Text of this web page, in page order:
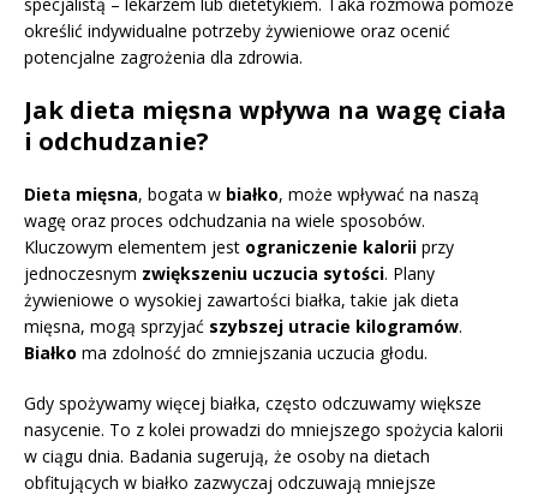
określić indywidualne potrzeby żywieniowe oraz ocenić
potencjalne zagrożenia dla zdrowia.
Jak dieta mięsna wpływa na wagę ciała
i odchudzanie?
Dieta mięsna, bogata w białko, może wpływać na naszą
wagę oraz proces odchudzania na wiele sposobów.
Kluczowym elementem jest ograniczenie kalorii przy
jednoczesnym zwiększeniu uczucia sytości. Plany
żywieniowe o wysokiej zawartości białka, takie jak dieta
mięsna, mogą sprzyjać szybszej utracie kilogramów.
Białko ma zdolność do zmniejszania uczucia głodu.
Gdy spożywamy więcej białka, często odczuwamy większe
nasycenie. To z kolei prowadzi do mniejszego spożycia kalorii
w ciągu dnia. Badania sugerują, że osoby na dietach
obfitujących w białko zazwyczaj odczuwają mniejsze